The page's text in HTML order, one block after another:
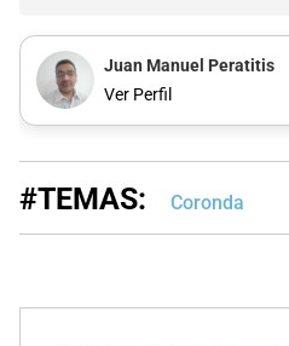
Juan Manuel Peratitis
Ver Perfil
#TEMAS: Coronda